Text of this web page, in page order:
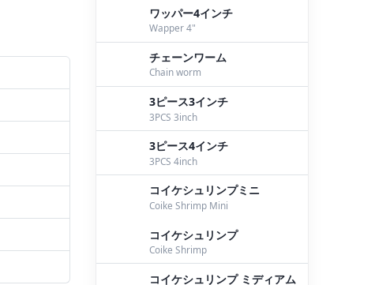
ワッパー4インチ
Wapper 4"
チェーンワーム
Chain worm
3ピース3インチ
3PCS 3inch
3ピース4インチ
3PCS 4inch
コイケシュリンプミニ
Coike Shrimp Mini
コイケシュリンプ
Coike Shrimp
コイケシュリンプ ミディアム